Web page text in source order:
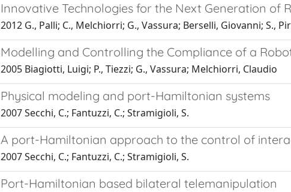
Innovative Technologies for the Next Generation of
2012 G., Palli; C., Melchiorri; G., Vassura; Berselli, Giovanni; S.,
Modelling and Controlling the Compliance of a
2005 Biagiotti, Luigi; P., Tiezzi; G., Vassura; Melchiorri, Claudio
Physical modeling and port-Hamiltonian systems
2007 Secchi, C.; Fantuzzi, C.; Stramigioli, S.
A port-Hamiltonian approach to the control of
2007 Secchi, C.; Fantuzzi, C.; Stramigioli, S.
Port-Hamiltonian based bilateral telemanipulation